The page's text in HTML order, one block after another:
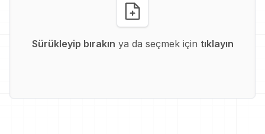
Sürükleyip bırakın ya da seçmek için tıklayın